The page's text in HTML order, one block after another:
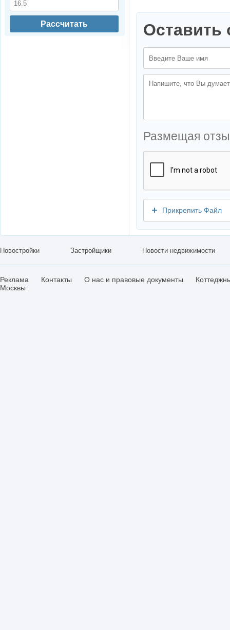
Оставить
Размещая
Прикрепить Файл
Рассчитать
Новостройки Застройщики Новости недвижимости
Реклама Контакты О нас и правовые документы
Москвы